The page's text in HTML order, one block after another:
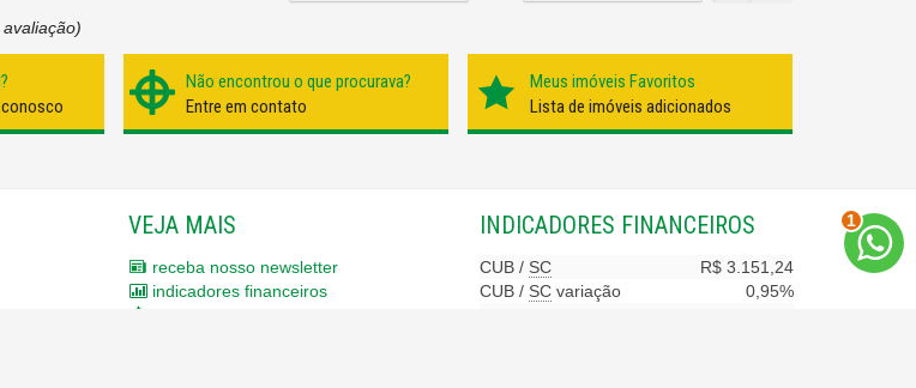
Não encontrou o que procurava?
Entre em contato
Meus imóveis Favoritos
Lista de imóveis adicionados
VEJA MAIS
receba nosso newsletter
indicadores financeiros
INDICADORES FINANCEIROS
CUB / SC
R$ 3.151,24
CUB / SCvariação
0,95%
2